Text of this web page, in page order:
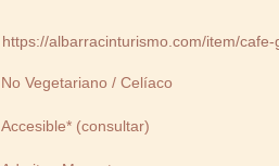
https://albarracinturismo.com/item/
No Vegetariano / Celíaco
Accesible* (consultar)